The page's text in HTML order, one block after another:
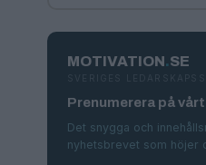
MOTIVATION.SE
SVERIGES
Prenumerera på
Det snygga och
nyhetsbrevet som höjer